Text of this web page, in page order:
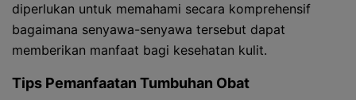
diperlukan untuk memahami secara komprehensif
bagaimana senyawa-senyawa tersebut dapat
memberikan manfaat bagi kesehatan kulit.
Tips Pemanfaatan Tumbuhan Obat